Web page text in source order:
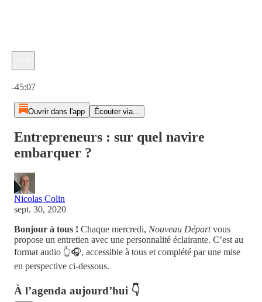
-45:07
Ouvrir dans l'app Écouter via...
Entrepreneurs : sur quel navire
embarquer ?
Nicolas Colin
sept. 30, 2020
Bonjour à tous ! Chaque mercredi, Nouveau Départvous
propose un entretien avec une personnalité éclairante. C’est au
format audio 👆🎧, accessible à tous et complété par une mise
en perspective ci-dessous.
À l’agenda aujourd’hui 👇